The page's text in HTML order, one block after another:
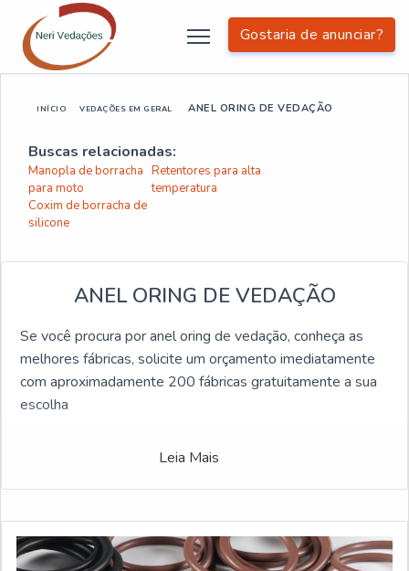
Gostaria de anunciar?
INÍCIO VEDAÇÕES EM GERAL ANEL ORING DE VEDAÇÃO
Buscas relacionadas:
Manopla de borracha
para moto
Retentores para alta
temperatura
Coxim de borracha de
silicone
ANEL ORING DE VEDAÇÃO
Se você procura por anel oring de vedação, conheça as
melhores fábricas, solicite um orçamento imediatamente
com aproximadamente 200 fábricas gratuitamente a sua
escolha
Leia Mais